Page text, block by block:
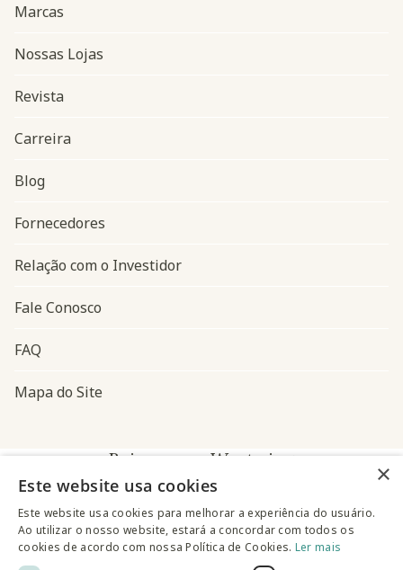
Navegação do rodapé
Marcas
Nossas Lojas
Revista
Carreira
Blog
Fornecedores
Relação com o Investidor
Fale Conosco
FAQ
Mapa do Site
Baixe o app Westwing
×
Este website usa cookies
Este website usa cookies para melhorar a experiência do usuário.
Ao utilizar o nosso website, estará a concordar com todos os
cookies de acordo com nossa Política de Cookies. Ler mais